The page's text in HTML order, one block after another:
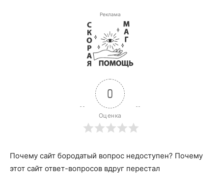
Реклама
0
Оценка
Почему сайт бородатый вопрос недоступен? Почему
этот сайт ответ-вопросов вдруг перестал